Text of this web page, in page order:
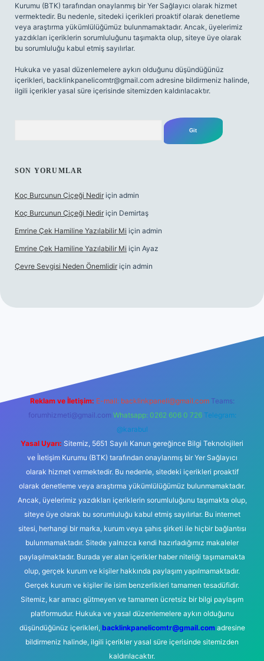
Kurumu (BTK) tarafından onaylanmış bir Yer Sağlayıcı olarak hizmet
vermektedir. Bu nedenle, sitedeki içerikleri proaktif olarak denetleme
veya araştırma yükümlülüğümüz bulunmamaktadır. Ancak, üyelerimiz
yazdıkları içeriklerin sorumluluğunu taşımakta olup, siteye üye olarak
bu sorumluluğu kabul etmiş sayılırlar.
Hukuka ve yasal düzenlemelere aykırı olduğunu düşündüğünüz
içerikleri, backlinkpanelicomtr@gmail.com adresine bildirmeniz halinde,
ilgili içerikler yasal süre içerisinde sitemizden kaldırılacaktır.
SON YORUMLAR
Koç Burcunun Çiçeği Nedir için admin
Koç Burcunun Çiçeği Nedir için Demirtaş
Emrine Çek Hamiline Yazılabilir Mi için admin
Emrine Çek Hamiline Yazılabilir Mi için Ayaz
Çevre Sevgisi Neden Önemlidir için admin
Reklam ve İletişim: E-mail: backlinkpaneli@gmail.com Teams:
forumhizmeti@gmail.com Whatsapp: 0262 606 0 726 Telegram:
@karabul
Yasal Uyarı: Sitemiz, 5651 Sayılı Kanun gereğince Bilgi Teknolojileri
ve İletişim Kurumu (BTK) tarafından onaylanmış bir Yer Sağlayıcı
olarak hizmet vermektedir. Bu nedenle, sitedeki içerikleri proaktif
olarak denetleme veya araştırma yükümlülüğümüz bulunmamaktadır.
Ancak, üyelerimiz yazdıkları içeriklerin sorumluluğunu taşımakta olup,
siteye üye olarak bu sorumluluğu kabul etmiş sayılırlar. Bu internet
sitesi, herhangi bir marka, kurum veya şahıs şirketi ile hiçbir bağlantısı
bulunmamaktadır. Sitede yalnızca kendi hazırladığımız makaleler
paylaşılmaktadır. Burada yer alan içerikler haber niteliği taşımamakta
olup, gerçek kurum ve kişiler hakkında paylaşım yapılmamaktadır.
Gerçek kurum ve kişiler ile isim benzerlikleri tamamen tesadüfidir.
Sitemiz, kar amacı gütmeyen ve tamamen ücretsiz bir bilgi paylaşım
platformudur. Hukuka ve yasal düzenlemelere aykırı olduğunu
düşündüğünüz içerikleri, backlinkpanelicomtr@gmail.comadresine
bildirmeniz halinde, ilgili içerikler yasal süre içerisinde sitemizden
kaldırılacaktır.